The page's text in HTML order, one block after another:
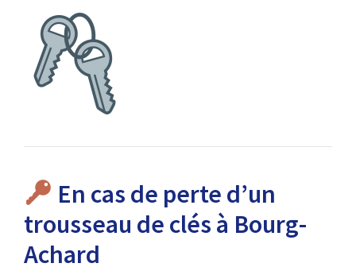
En cas de perte d’un
trousseau de clés à Bourg-
Achard